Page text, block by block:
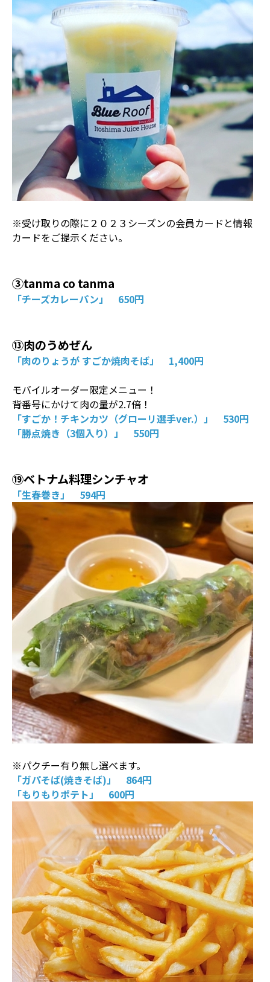
※受け取りの際に２０２３シーズンの会員カードと情報
カードをご提示ください。
③tanma co tanma
「チーズカレーパン」 650円
⑬肉のうめぜん
「肉のりょうが すごか焼肉そば」 1,400円
モバイルオーダー限定メニュー！
背番号にかけて肉の量が2.7倍！
「すごか！チキンカツ（グローリ選手ver.）」 530円
「勝点焼き（3個入り）」 550円
⑲ベトナム料理シンチャオ
「生春巻き」 594円
※パクチー有り無し選べます。
「ガパそば(焼きそば)」 864円
「もりもりポテト」 600円